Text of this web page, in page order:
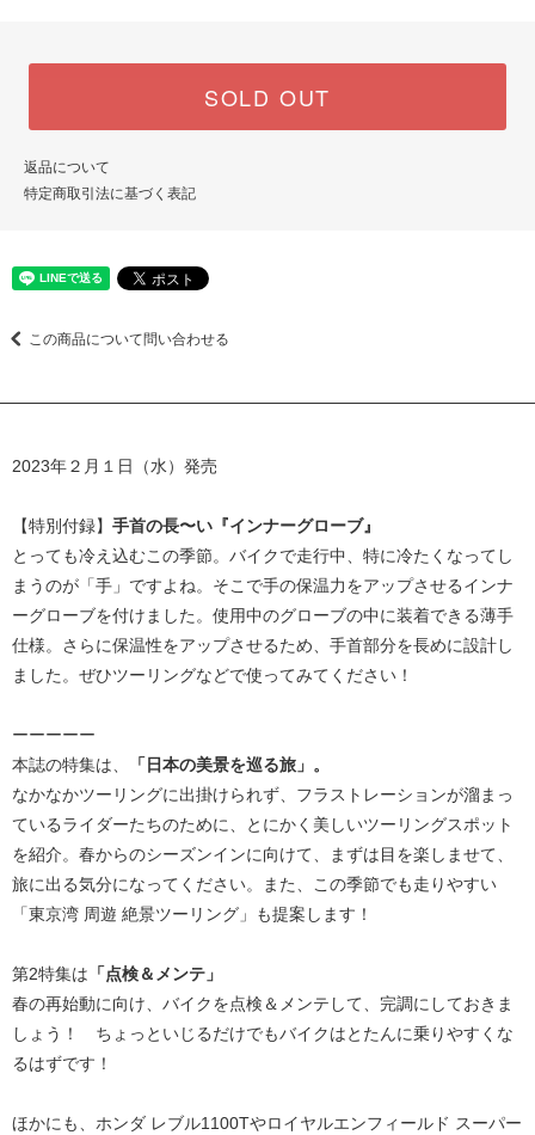
SOLD OUT
返品について
特定商取引法に基づく表記
この商品について問い合わせる
2023年２月１日（水）発売
【特別付録】 手首の長〜い『インナーグローブ』
とっても冷え込むこの季節。バイクで走行中、特に冷たくなってし
まうのが「手」ですよね。そこで手の保温力をアップさせるインナ
ーグローブを付けました。使用中のグローブの中に装着できる薄手
仕様。さらに保温性をアップさせるため、手首部分を長めに設計し
ました。ぜひツーリングなどで使ってみてください！
ーーーーー
本誌の特集は、
「日本の美景を巡る旅」。
なかなかツーリングに出掛けられず、フラストレーションが溜まっ
ているライダーたちのために、とにかく美しいツーリングスポット
を紹介。春からのシーズンインに向けて、まずは目を楽しませて、
旅に出る気分になってください。また、この季節でも走りやすい
「東京湾 周遊 絶景ツーリング」も提案します！
第2特集は 「点検＆メンテ」
春の再始動に向け、バイクを点検＆メンテして、完調にしておきま
しょう！ ちょっといじるだけでもバイクはとたんに乗りやすくな
るはずです！
ほかにも、ホンダ レブル1100Tやロイヤルエンフィールド スーパー